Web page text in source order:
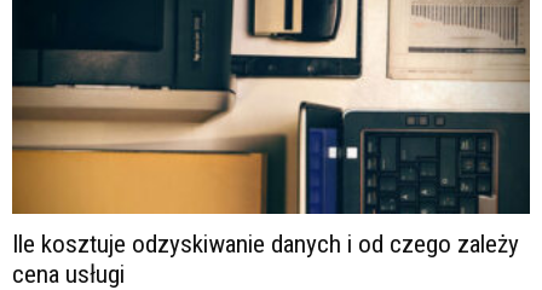
Ile kosztuje odzyskiwanie danych i od czego zależy
cena usługi